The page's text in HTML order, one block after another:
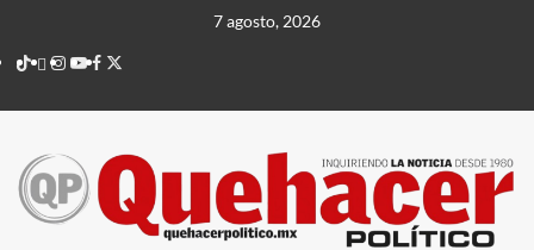
contenido
7 agosto, 2026
TikTok
threads
Instagram
Youtube
Facebook
X